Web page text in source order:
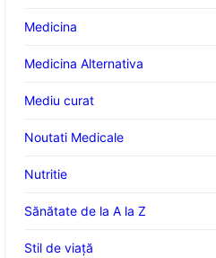
Medicina
Medicina Alternativa
Mediu curat
Noutati Medicale
Nutritie
Sănătate de la A la Z
Stil de viaţă